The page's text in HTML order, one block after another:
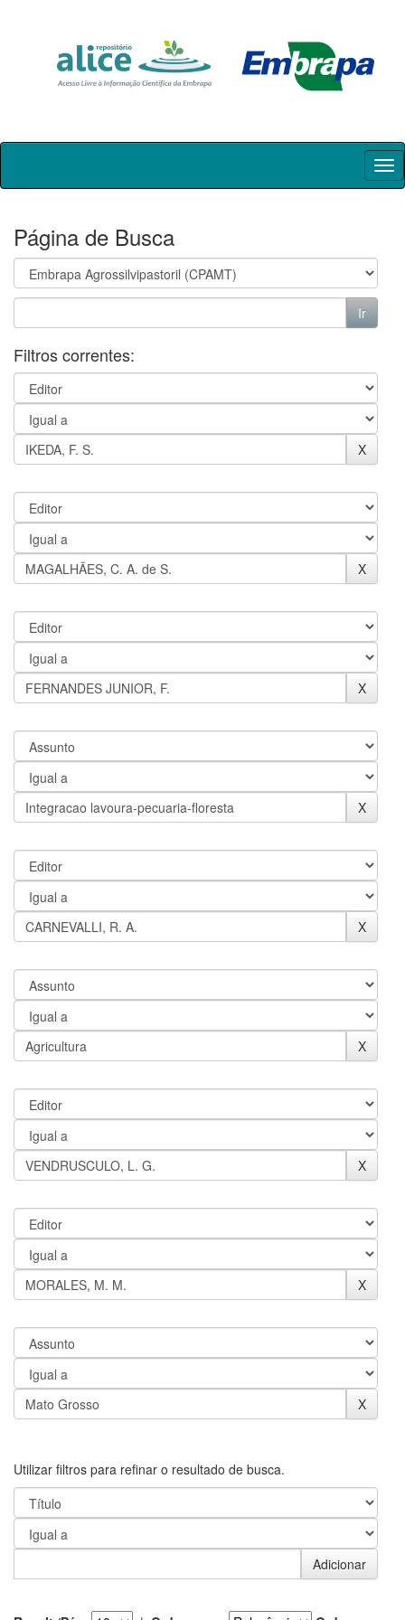
Skip
Página de Busca
Filtros correntes:
Utilizar filtros para refinar o resultado de busca.